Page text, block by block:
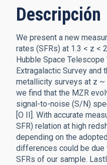
Descripción
We present a new
rates (SFRs) at 1.3 < z <
Hubble Space
Extragalactic Survey and
metallicity surveys at z ~
we find that the MZR
signal-to-noise (S/N)
[O II]. With accurate
SFR) relation at high
depending on the
differences could be due
SFRs of our sample.